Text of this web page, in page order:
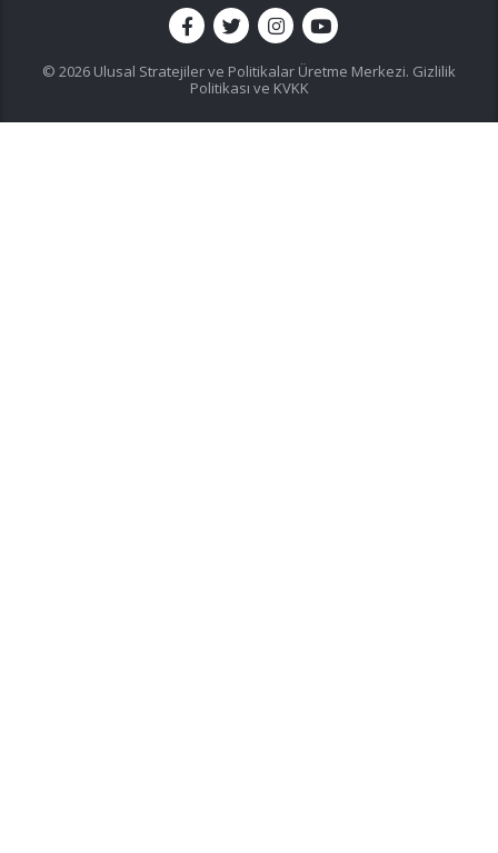
© 2026 Ulusal Stratejiler ve Politikalar Üretme Merkezi. Gizlilik
Politikası ve KVKK